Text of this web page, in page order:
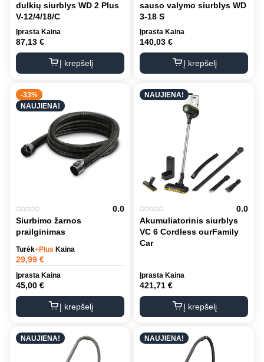
dulkių siurblys WD 2 Plus
V-12/4/18/C
Įprasta Kaina
87,13 €
Į krepšelį
sauso valymo siurblys WD
3-18 S
Įprasta Kaina
140,03 €
Į krepšelį
-33%
NAUJIENA!
0.0
Siurbimo žarnos
prailginimas
Turėk+Plus Kaina
29,99 €
Įprasta Kaina
45,00 €
Į krepšelį
NAUJIENA!
0.0
Akumuliatorinis siurblys
VC 6 Cordless ourFamily
Car
Įprasta Kaina
421,71 €
Į krepšelį
NAUJIENA! NAUJIENA!